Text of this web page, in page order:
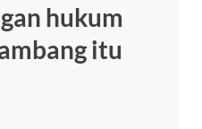
hukum
itu